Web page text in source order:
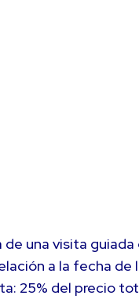
una visita
a la fecha de
25% del precio